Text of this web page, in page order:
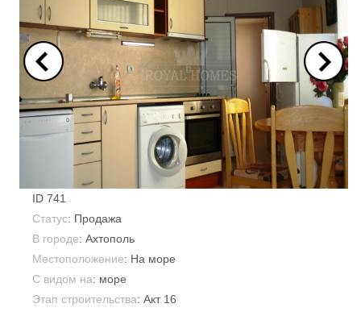
ID 741
Статус: Продажа
В городе: Ахтополь
Местоположение: На море
С видом на: море
Этап строительства: Акт 16